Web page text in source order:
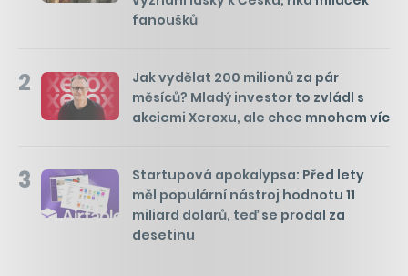
fanoušků
2
Jak vydělat 200 milionů za pár
měsíců? Mladý investor to zvládl s
akciemi Xeroxu, ale chce mnohem víc
3
Startupová apokalypsa: Před lety
měl populární nástroj hodnotu 11
miliard dolarů, teď se prodal za
desetinu